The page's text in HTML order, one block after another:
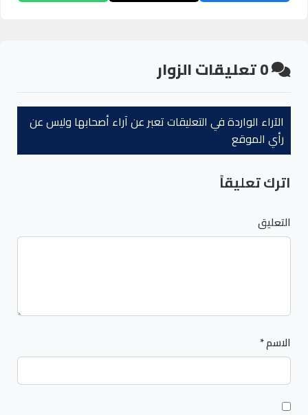
0تعليقات الزوار
الآراء الواردة في التعليقات تعبر عن آراء أصحابها وليس عن
رأي الموقع
اترك تعليقاً
التعليق
الاسم*